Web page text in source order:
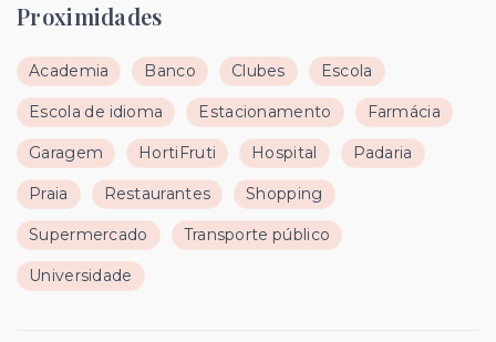
Proximidades
Academia Banco Clubes Escola
Escola de idioma Estacionamento Farmácia
Garagem HortiFruti Hospital Padaria
Praia Restaurantes Shopping
Supermercado Transporte público
Universidade